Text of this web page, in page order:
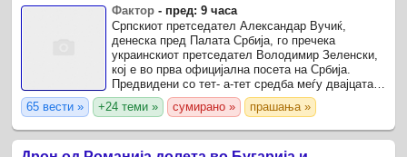
Фактор - пред: 9 часа
Српскиот претседател Александар Вучиќ,
денеска пред Палата Србија, го пречека
украинскиот претседател Володимир Зеленски,
кој е во прва официјална посета на Србија.
Предвидени со тет- а-тет средба меѓу двајцата
претседатели, а потоа и разговори на
делегациите на двете земји.
65 вести » +24 теми » сумирано » прашања »